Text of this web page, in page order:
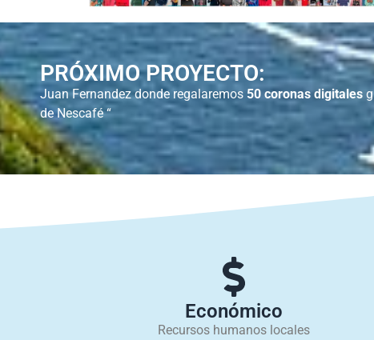
PRÓXIMO PROYECTO:
Juan Fernandez donde regalaremos 50 coronas digitales
de Nescafé “
Económico
Recursos humanos locales